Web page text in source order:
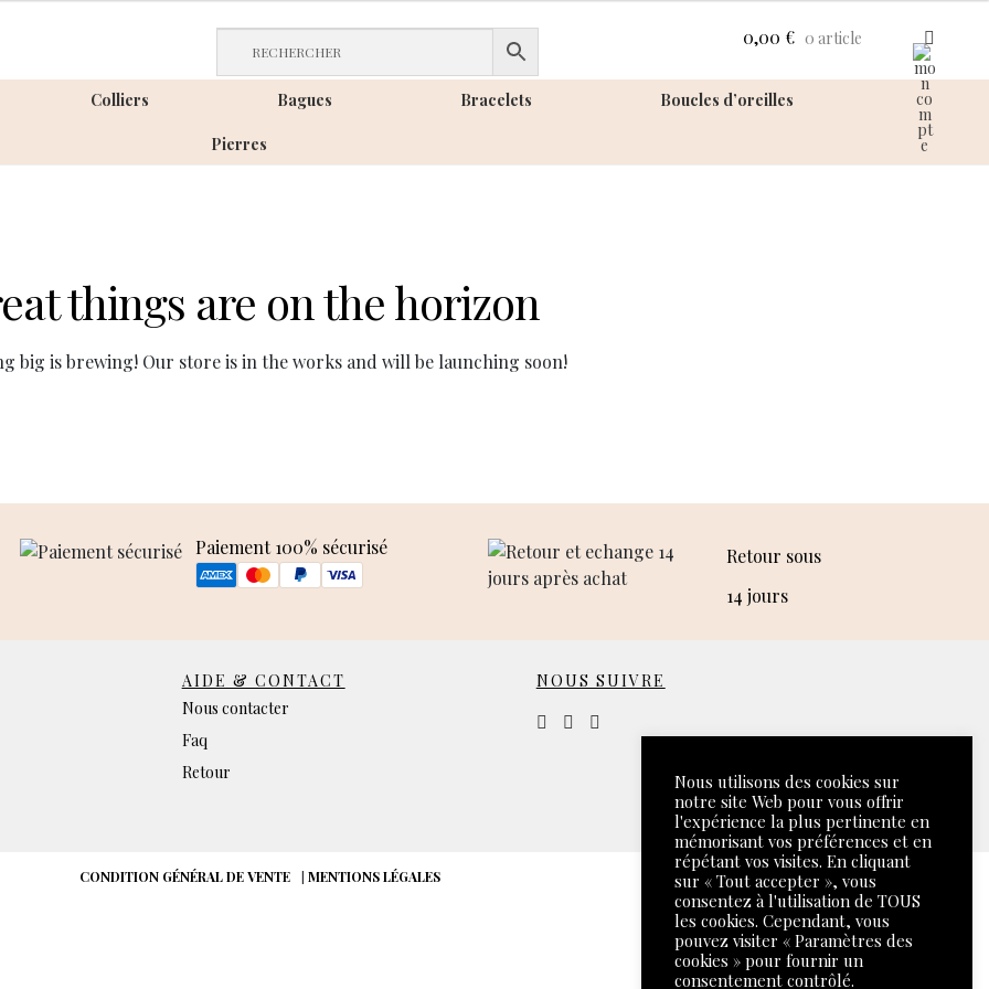
Colliers Bagues Bracelets Boucles d’oreilles
Pierres
0,00 € 0 article
things are on the horizon
big is brewing! Our store is in the works and will be launching soon!
Paiement 100% sécurisé
Retour sous
14 jours
AIDE & CONTACT
Nous contacter
Faq
Retour
NOUS SUIVRE
CONDITION GÉNÉRAL DE VENTE | MENTIONS LÉGALES
Nous utilisons des cookies sur
notre site Web pour vous offrir
l'expérience la plus pertinente en
mémorisant vos préférences et en
répétant vos visites. En cliquant
sur « Tout accepter », vous
consentez à l'utilisation de TOUS
les cookies. Cependant, vous
pouvez visiter « Paramètres des
cookies » pour fournir un
consentement contrôlé.